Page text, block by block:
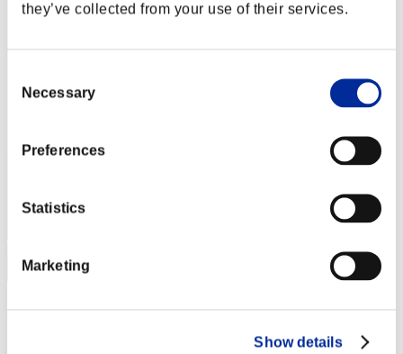
they’ve collected from your use of their services.
Selection
Necessary
Preferences
Statistics
Marketing
Show details
ミⒶ&Ⓖ彡